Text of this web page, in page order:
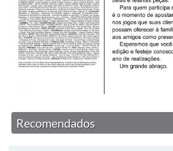
Recomendados